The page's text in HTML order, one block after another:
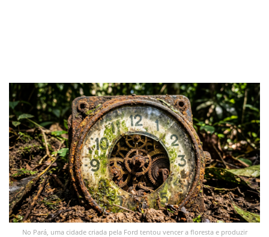
No Pará, uma cidade criada pela Ford tentou vencer a floresta e produzir